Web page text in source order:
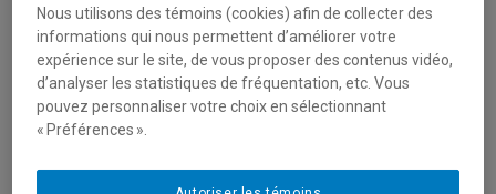
Ivanhoé Cambridge Real Estate Chair holder
and Professor, Department of Strategy, Social
and Environmental Responsabilities, ESG
UQAM
Elyse St-Cyr Bourque
Nous utilisons des témoins (cookies) afin de collecter des
informations qui nous permettent d’améliorer votre
expérience sur le site, de vous proposer des contenus vidéo,
d’analyser les statistiques de fréquentation, etc. Vous
pouvez personnaliser votre choix en sélectionnant
« Préférences ».